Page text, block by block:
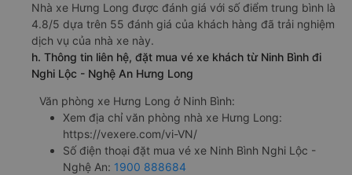
Nhà xe Hưng Long được đánh giá với số điểm trung bình là
4.8/5 dựa trên 55 đánh giá của khách hàng đã trải nghiệm
dịch vụ của nhà xe này.
h. Thông tin liên hệ, đặt mua vé xe khách từ Ninh Bình đi
Nghi Lộc - Nghệ An Hưng Long
Văn phòng xe Hưng Long ở Ninh Bình:
Xem địa chỉ văn phòng nhà xe Hưng Long:
https://vexere.com/vi-VN/
Số điện thoại đặt mua vé xe Ninh Bình Nghi Lộc -
Nghệ An: 1900 888684